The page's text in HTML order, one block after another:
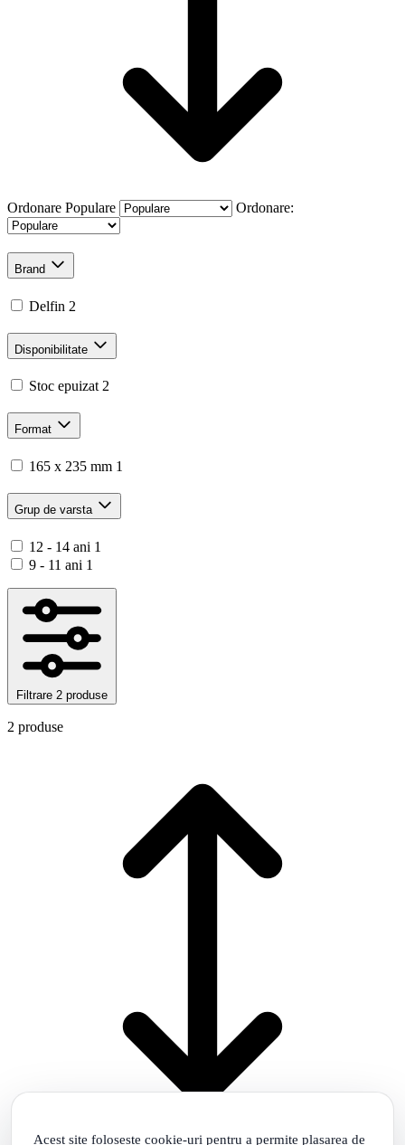
Acest site foloseste cookie-uri pentru a permite plasarea de
Ordonare Populare Ordonare:
Brand
Delfin 2
Disponibilitate
Stoc epuizat 2
Format
165 x 235 mm 1
Grup de varsta
12 - 14 ani 1
9 - 11 ani 1
Filtrare 2 produse
2 produse